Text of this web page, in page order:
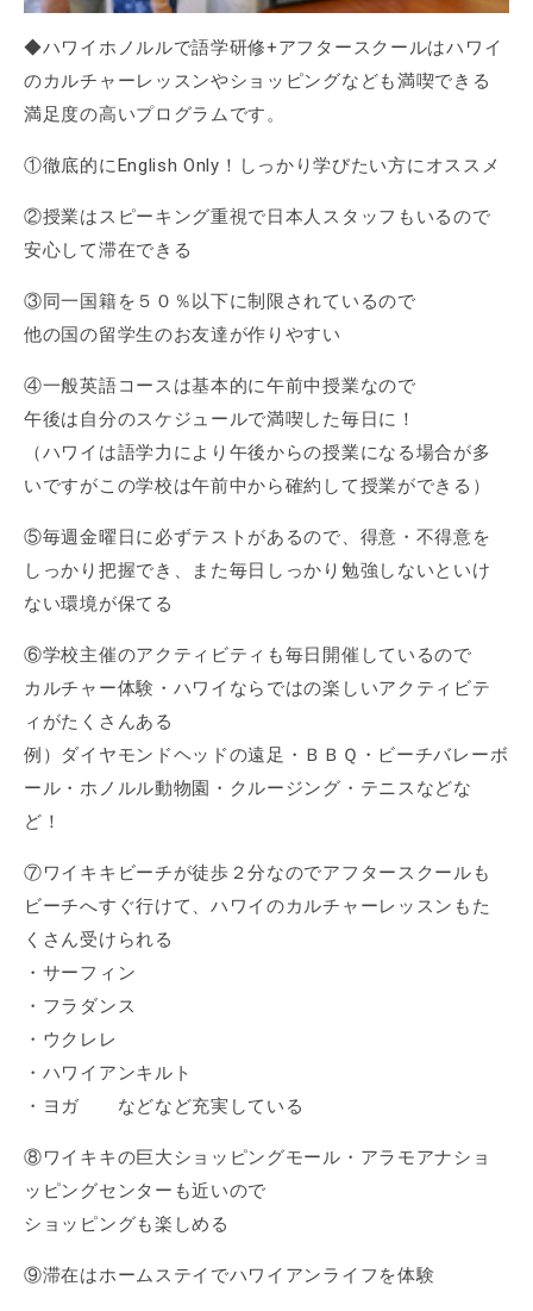
◆ハワイホノルルで語学研修+アフタースクールはハワイ
のカルチャーレッスンやショッピングなども満喫できる
満足度の高いプログラムです。
①徹底的にEnglish Only！しっかり学びたい方にオススメ
②授業はスピーキング重視で日本人スタッフもいるので
安心して滞在できる
③同一国籍を５０％以下に制限されているので
他の国の留学生のお友達が作りやすい
④一般英語コースは基本的に午前中授業なので
午後は自分のスケジュールで満喫した毎日に！
（ハワイは語学力により午後からの授業になる場合が多
いですがこの学校は午前中から確約して授業ができる）
⑤毎週金曜日に必ずテストがあるので、得意・不得意を
しっかり把握でき、また毎日しっかり勉強しないといけ
ない環境が保てる
⑥学校主催のアクティビティも毎日開催しているので
カルチャー体験・ハワイならではの楽しいアクティビテ
ィがたくさんある
例）ダイヤモンドヘッドの遠足・ＢＢＱ・ビーチバレーボ
ール・ホノルル動物園・クルージング・テニスなどな
ど！
⑦ワイキキビーチが徒歩２分なのでアフタースクールも
ビーチへすぐ行けて、ハワイのカルチャーレッスンもた
くさん受けられる
・サーフィン
・フラダンス
・ウクレレ
・ハワイアンキルト
・ヨガ などなど充実している
⑧ワイキキの巨大ショッピングモール・アラモアナショ
ッピングセンターも近いので
ショッピングも楽しめる
⑨滞在はホームステイでハワイアンライフを体験